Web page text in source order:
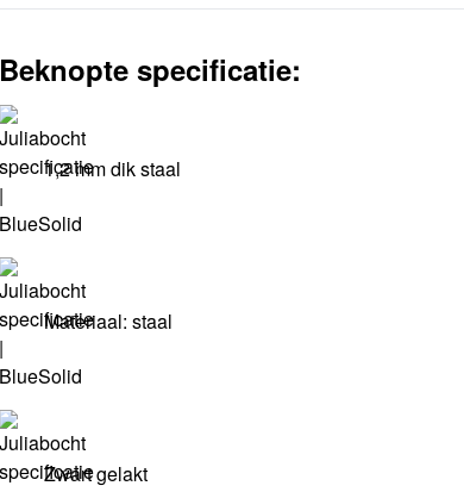
Beknopte specificatie:
1,2 mm dik staal
Materiaal: staal
Zwart gelakt